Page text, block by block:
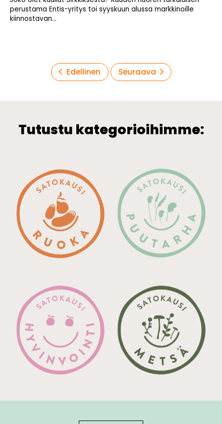
perustama Entis-yritys toi syyskuun alussa markkinoille
kiinnostavan...
ArtikkelienEdellinen Seuraava
Tutustu kategorioihimme: